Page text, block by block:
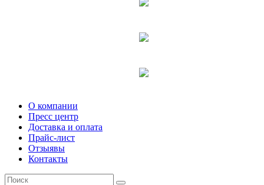
О компании
Пресс центр
Доставка и оплата
Прайс-лист
Отзыявы
Контакты